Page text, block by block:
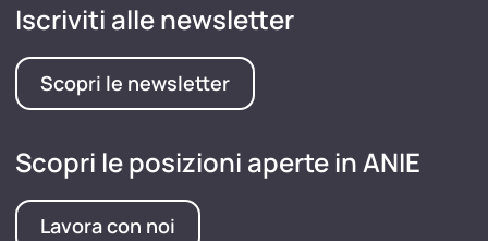
Iscriviti alle newsletter
Scopri le newsletter
Scopri le posizioni aperte in ANIE
Lavora con noi